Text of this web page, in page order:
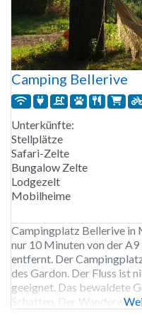
Camping Bellerive
Unterkünfte:
Stellplätze
Safari-Zelte
Bungalow Zelte
Lodgezelt
Mobilheime
Campingplatz Bellerive in
nur 10 Minuten von der
entfernt. Der
des Gardon. Der Fluss ist
geeignet. Das bewaldete
Schatten. Der